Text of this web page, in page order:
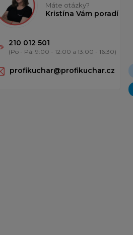
Máte otázky?
Kristína Vám poradí
210 012 501
(Po - Pá: 9:00 - 12:00 a 13:00 - 16:30)
profikuchar@profikuchar.cz